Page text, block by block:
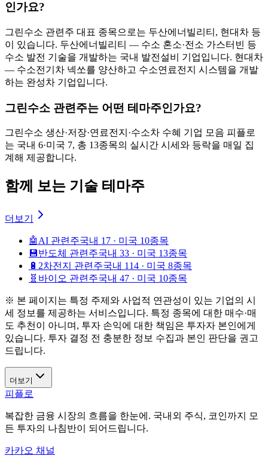
인가요?
그린수소 관련주 대표 종목으로는 두산에너빌리티, 현대차 등
이 있습니다. 두산에너빌리티 — 수소 혼소·전소 가스터빈 등
수소 발전 기술을 개발하는 국내 발전설비 기업입니다. 현대차
— 수소전기차 넥쏘를 양산하고 수소연료전지 시스템을 개발
하는 완성차 기업입니다.
그린수소 관련주는 어떤 테마주인가요?
그린수소 생산·저장·연료전지·수소차 수혜 기업 모음 피플로
는 국내 6·미국 7, 총 13종목의 실시간 시세와 등락을 매일 집
계해 제공합니다.
함께 보는 기술 테마주
더보기
🤖 AI 관련주국내 17 · 미국 10종목
💾반도체 관련주국내 33 · 미국 13종목
🔋 2차전지 관련주국내 114 · 미국 8종목
🧬 바이오 관련주국내 47 · 미국 10종목
※ 본 페이지는 특정 주제와 사업적 연관성이 있는 기업의 시
세 정보를 제공하는 서비스입니다. 특정 종목에 대한 매수·매
도 추천이 아니며, 투자 손익에 대한 책임은 투자자 본인에게
있습니다. 투자 결정 전 충분한 정보 수집과 본인 판단을 권고
드립니다.
더보기
피플로
복잡한 금융 시장의 흐름을 한눈에. 국내외 주식, 코인까지 모
든 투자의 나침반이 되어드립니다.
카카오 채널